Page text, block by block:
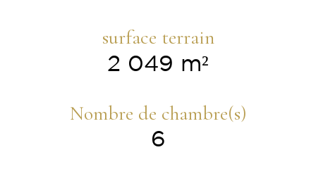
surface terrain
2 049 m²
Nombre de chambre(s)
6